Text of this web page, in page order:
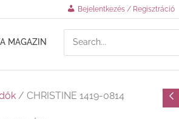
Bejelentkezés / Regisztráció
MAGAZIN
FOR:
/ CHRISTINE 1419-0814